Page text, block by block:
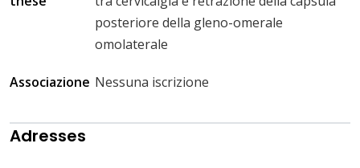
posteriore della gleno-omerale
omolaterale
Associazione Nessuna iscrizione
Adresses